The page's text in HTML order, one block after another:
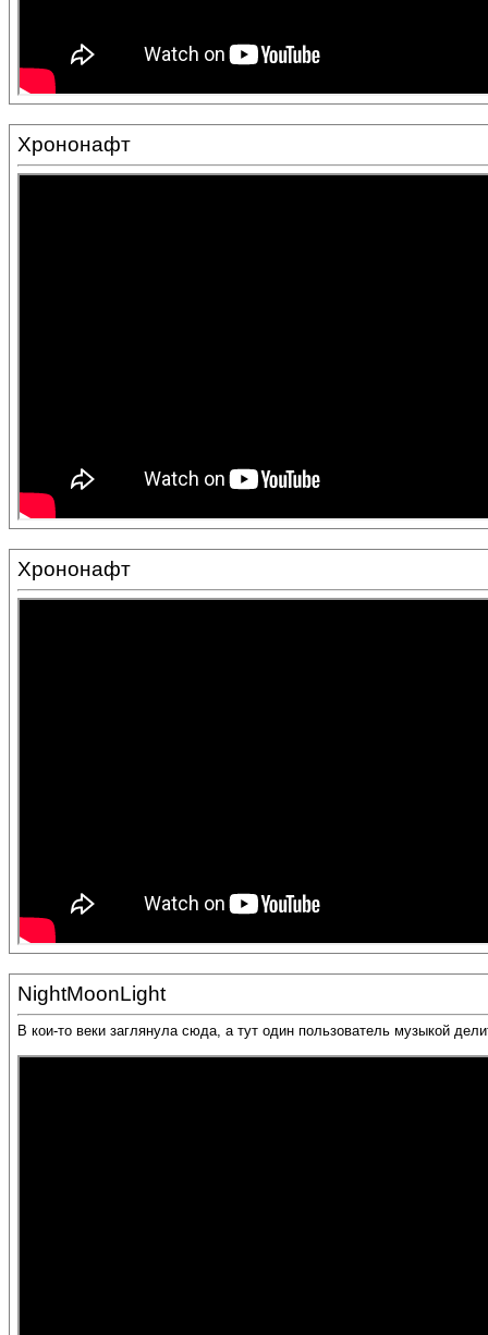
Хрононафт
Хрононафт
NightMoonLight
В кои-то веки заглянула сюда, а тут один пользователь музыкой